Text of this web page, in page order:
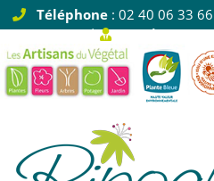
Téléphone: 02 40 06 33
Tapez 1 |
Service pro: